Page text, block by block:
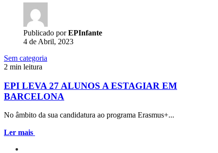
Publicado porEPInfante
4 de Abril, 2023
Sem categoria
2 min leitura
EPI LEVA 27 ALUNOS A ESTAGIAR EM
BARCELONA
No âmbito da sua candidatura ao programa Erasmus+...
Ler mais